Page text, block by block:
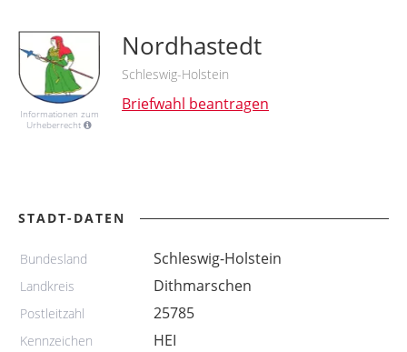
Informationen zum
Urheberrecht
Nordhastedt
Schleswig-Holstein
Briefwahl beantragen
STADT-DATEN
Bundesland Schleswig-Holstein
Landkreis Dithmarschen
Postleitzahl 25785
Kennzeichen HEI